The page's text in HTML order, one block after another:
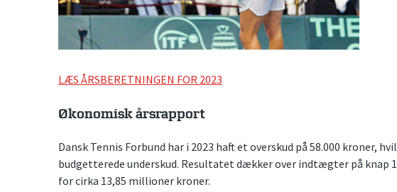
LÆS ÅRSBERETNINGEN FOR 2023
Økonomisk årsrapport
Dansk Tennis Forbund har i 2023 haft et overskud på 58.000 kroner,
budgetterede underskud. Resultatet dækker over indtægter på knap
for cirka 13,85 millioner kroner.